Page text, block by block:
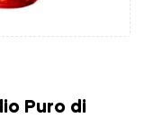
Puro di